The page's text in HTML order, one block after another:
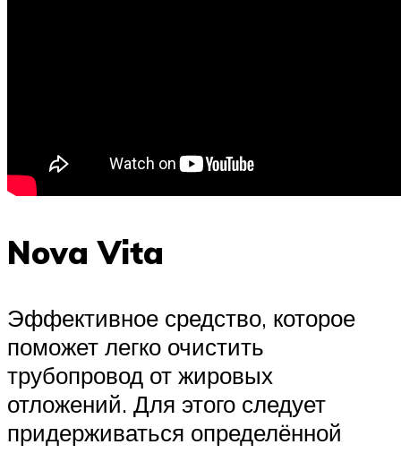
Nova Vita
Эффективное средство, которое
поможет легко очистить
трубопровод от жировых
отложений. Для этого следует
придерживаться определённой